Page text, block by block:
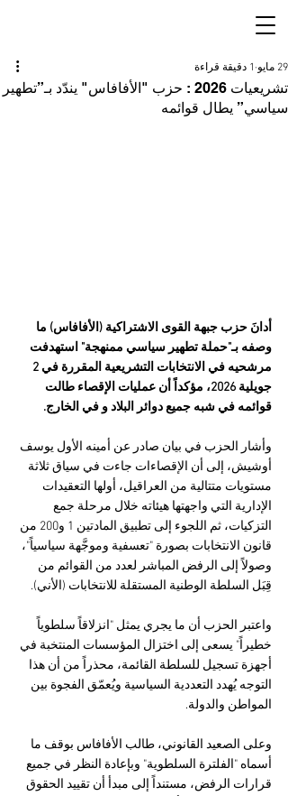
تشريعيات 2026 : حزب "الأفافاس" يندّد بـ”تطهير
سياسي” يطال قوائمه
29 مايو 1 دقيقة قراءة
أدانَ حزب جبهة القوى الاشتراكية (الأفافاس) ما
وصفه بـ"حملة تطهير سياسي ممنهجة" استهدفت
جويلية 2026، مؤكداً أن عمليات الإقصاء طالت
قوائمه في شبه جميع دوائر البلاد و في الخارج.
وأشار الحزب في بيان صادر عن أمينه الأول يوسف
أوشيش، إلى أن الإقصاءات جاءت في سياق ثلاثة
مستويات متتالية من العراقيل، أولها التعقيدات
الإدارية التي واجهتها هيئاته خلال مرحلة جمع
التزكيات، ثم اللجوء إلى تطبيق المادتين 1 و200 من
قانون الانتخابات بصورة "تعسفية وموجَّهة سياسياً"،
وصولاً إلى الرفض المباشر لعدد من القوائم من
قِبَل السلطة الوطنية المستقلة للانتخابات (الأني).
واعتبر الحزب أن ما يجري يمثل "انزلاقاً سلطوياً
خطيراً" يسعى إلى اختزال المؤسسات المنتخبة في
أجهزة تسجيل للسلطة القائمة، محذراً من أن هذا
التوجه يُهدد التعددية السياسية ويُعمّق الفجوة بين
المواطن والدولة.
وعلى الصعيد القانوني، طالب الأفافاس بوقف ما
أسماه "الفلترة السلطوية" وبإعادة النظر في جميع
قرارات الرفض، مستنداً إلى مبدأ أن تقييد الحقوق